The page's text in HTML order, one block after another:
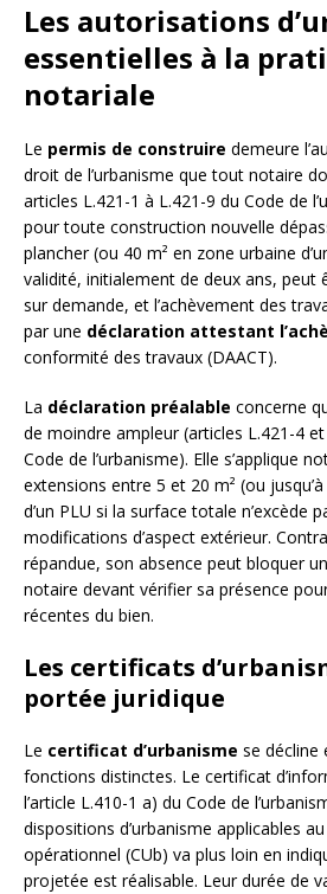
Les autorisations
essentielles à la
notariale
Le permis de construire demeure
droit de l’urbanisme que tout notaire
articles L.421-1 à L.421-9 du Code de
pour toute construction nouvelle
plancher (ou 40 m² en zone urbaine
validité, initialement de deux ans, peut
sur demande, et l’achèvement des
par une déclaration attestant
conformité des travaux (DAACT).
La déclaration préalable concerne
de moindre ampleur (articles L.421-4
Code de l’urbanisme). Elle s’applique
extensions entre 5 et 20 m² (ou
d’un PLU si la surface totale n’excède
modifications d’aspect extérieur.
répandue, son absence peut bloquer
notaire devant vérifier sa présence
récentes du bien.
Les certificats
portée juridique
Le certificat d’urbanisme se décline
fonctions distinctes. Le certificat
l’article L.410-1 a) du Code de
dispositions d’urbanisme applicables
opérationnel (CUb) va plus loin en
projetée est réalisable. Leur durée de